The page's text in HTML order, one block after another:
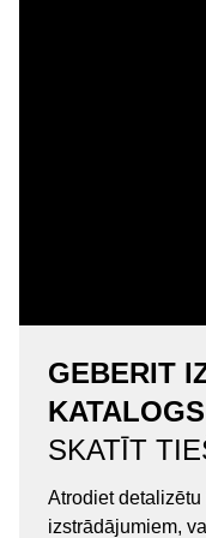
GEBERIT
KATALOGS
SKATĪT
Atrodiet
izstrādājumiem,